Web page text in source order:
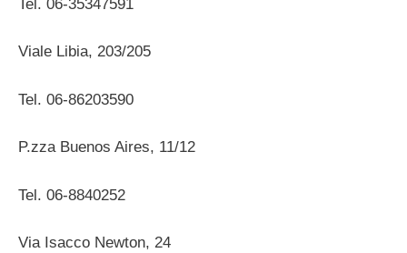
Tel. 06-35347591
Viale Libia, 203/205
Tel. 06-86203590
P.zza Buenos Aires, 11/12
Tel. 06-8840252
Via Isacco Newton, 24